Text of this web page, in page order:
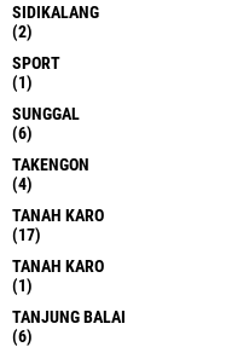
SIDIKALANG
(2)
SPORT
(1)
SUNGGAL
(6)
TAKENGON
(4)
TANAH KARO
(17)
TANAH KARO
(1)
TANJUNG BALAI
(6)